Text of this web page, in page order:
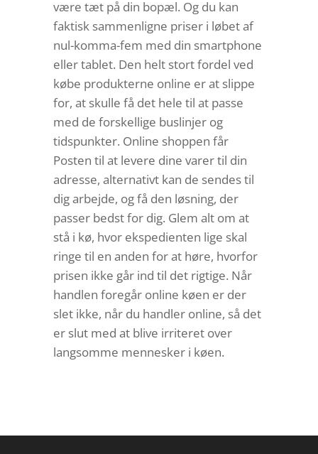
være tæt på din bopæl. Og du kan
faktisk sammenligne priser i løbet af
nul-komma-fem med din smartphone
eller tablet. Den helt stort fordel ved
købe produkterne online er at slippe
for, at skulle få det hele til at passe
med de forskellige buslinjer og
tidspunkter. Online shoppen får
Posten til at levere dine varer til din
adresse, alternativt kan de sendes til
dig arbejde, og få den løsning, der
passer bedst for dig. Glem alt om at
stå i kø, hvor ekspedienten lige skal
ringe til en anden for at høre, hvorfor
prisen ikke går ind til det rigtige. Når
handlen foregår online køen er der
slet ikke, når du handler online, så det
er slut med at blive irriteret over
langsomme mennesker i køen.